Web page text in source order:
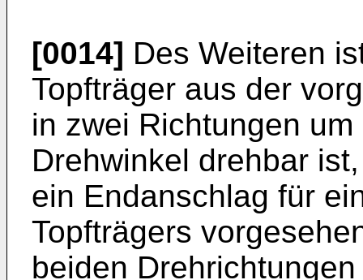
[0014] Des Weiteren
Topfträger aus der
in zwei Richtungen
Drehwinkel drehbar
ein Endanschlag für
Topfträgers
beiden